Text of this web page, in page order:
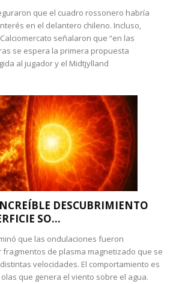
que el cuadro rossonero habría
en el delantero chileno. Incluso,
señalaron que “en las
se espera la primera propuesta
al jugador y el Midtjylland
DESCUBRIMIENTO
SO...
que las ondulaciones fueron
de plasma magnetizado que se
velocidades. El comportamiento es
que genera el viento sobre el agua.